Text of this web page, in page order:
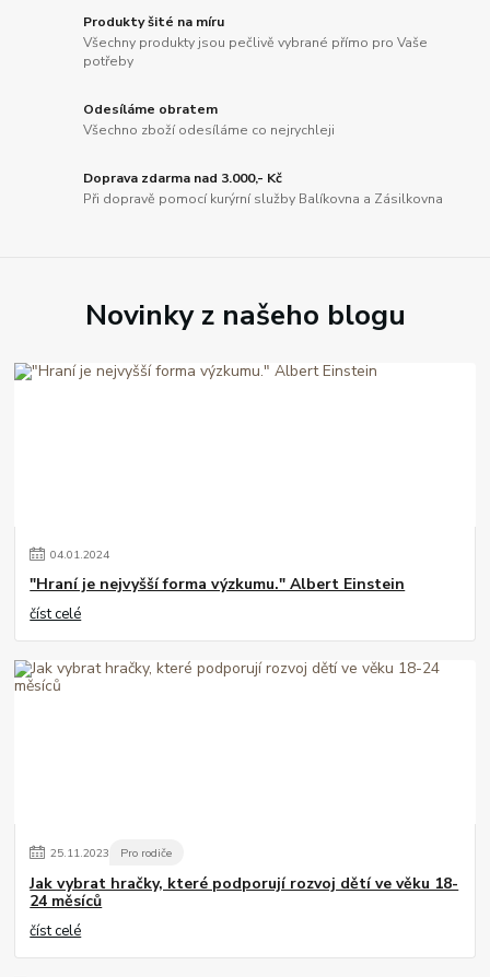
Produkty šité na míru
Všechny produkty jsou pečlivě vybrané přímo pro Vaše
potřeby
Odesíláme obratem
Všechno zboží odesíláme co nejrychleji
Doprava zdarma nad 3.000,- Kč
Při dopravě pomocí kurýrní služby Balíkovna a Zásilkovna
Novinky z našeho blogu
04.01.2024
"Hraní je nejvyšší forma výzkumu." Albert Einstein
číst celé
25.11.2023 Pro rodiče
Jak vybrat hračky, které podporují rozvoj dětí ve věku 18-
24 měsíců
číst celé